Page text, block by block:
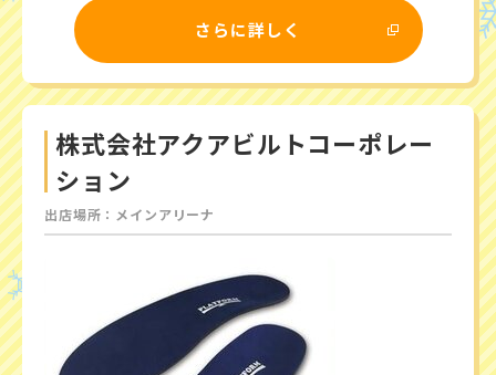
さらに詳しく
株式会社アクアビルトコーポレー
ション
出店場所：メインアリーナ